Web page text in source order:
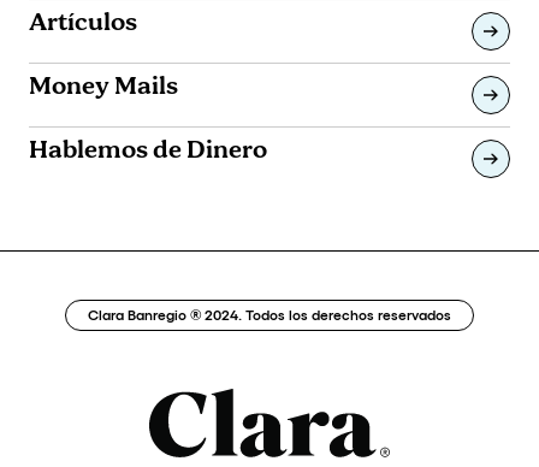
Artículos
Money Mails
Hablemos de Dinero
Clara Banregio ® 2024. Todos los derechos reservados